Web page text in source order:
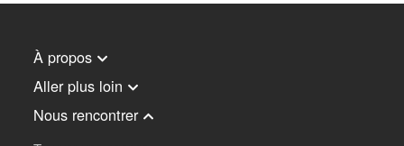
À propos
Aller plus loin
Nous rencontrer